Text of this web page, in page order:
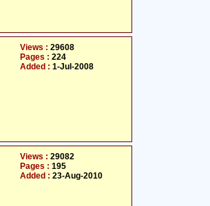
Views : 29608
Pages : 224
Added : 1-Jul-2008
Views : 29082
Pages : 195
Added : 23-Aug-2010